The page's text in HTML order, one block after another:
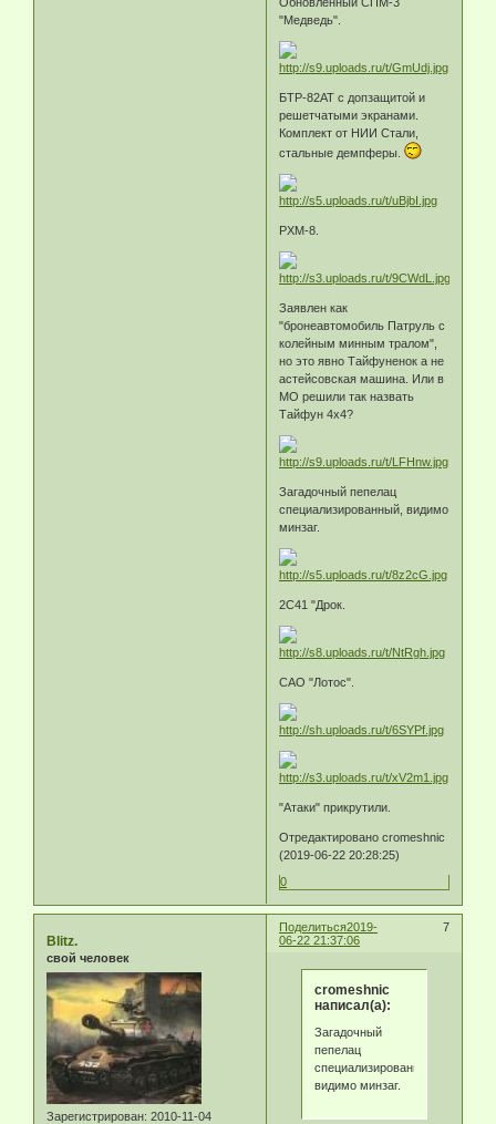
Обновленный СПМ-3
"Медведь".
БТР-82АТ с допзащитой и
решетчатыми экранами.
Комплект от НИИ Стали,
стальные демпферы.
РХМ-8.
Заявлен как
"бронеавтомобиль Патруль с
колейным минным тралом",
но это явно Тайфуненок а не
астейсовская машина. Или в
МО решили так назвать
Тайфун 4х4?
Загадочный пепелац
специализированный, видимо
минзаг.
2С41 "Дрок.
САО "Лотос".
"Атаки" прикрутили.
Отредактировано cromeshnic
(2019-06-22 20:28:25)
0
Поделиться 7
2019-
06-22 21:37:06
Blitz.
свой человек
Зарегистрирован: 2010-11-04
cromeshnic
написал(а):
Загадочный
пепелац
специализированный,
видимо минзаг.